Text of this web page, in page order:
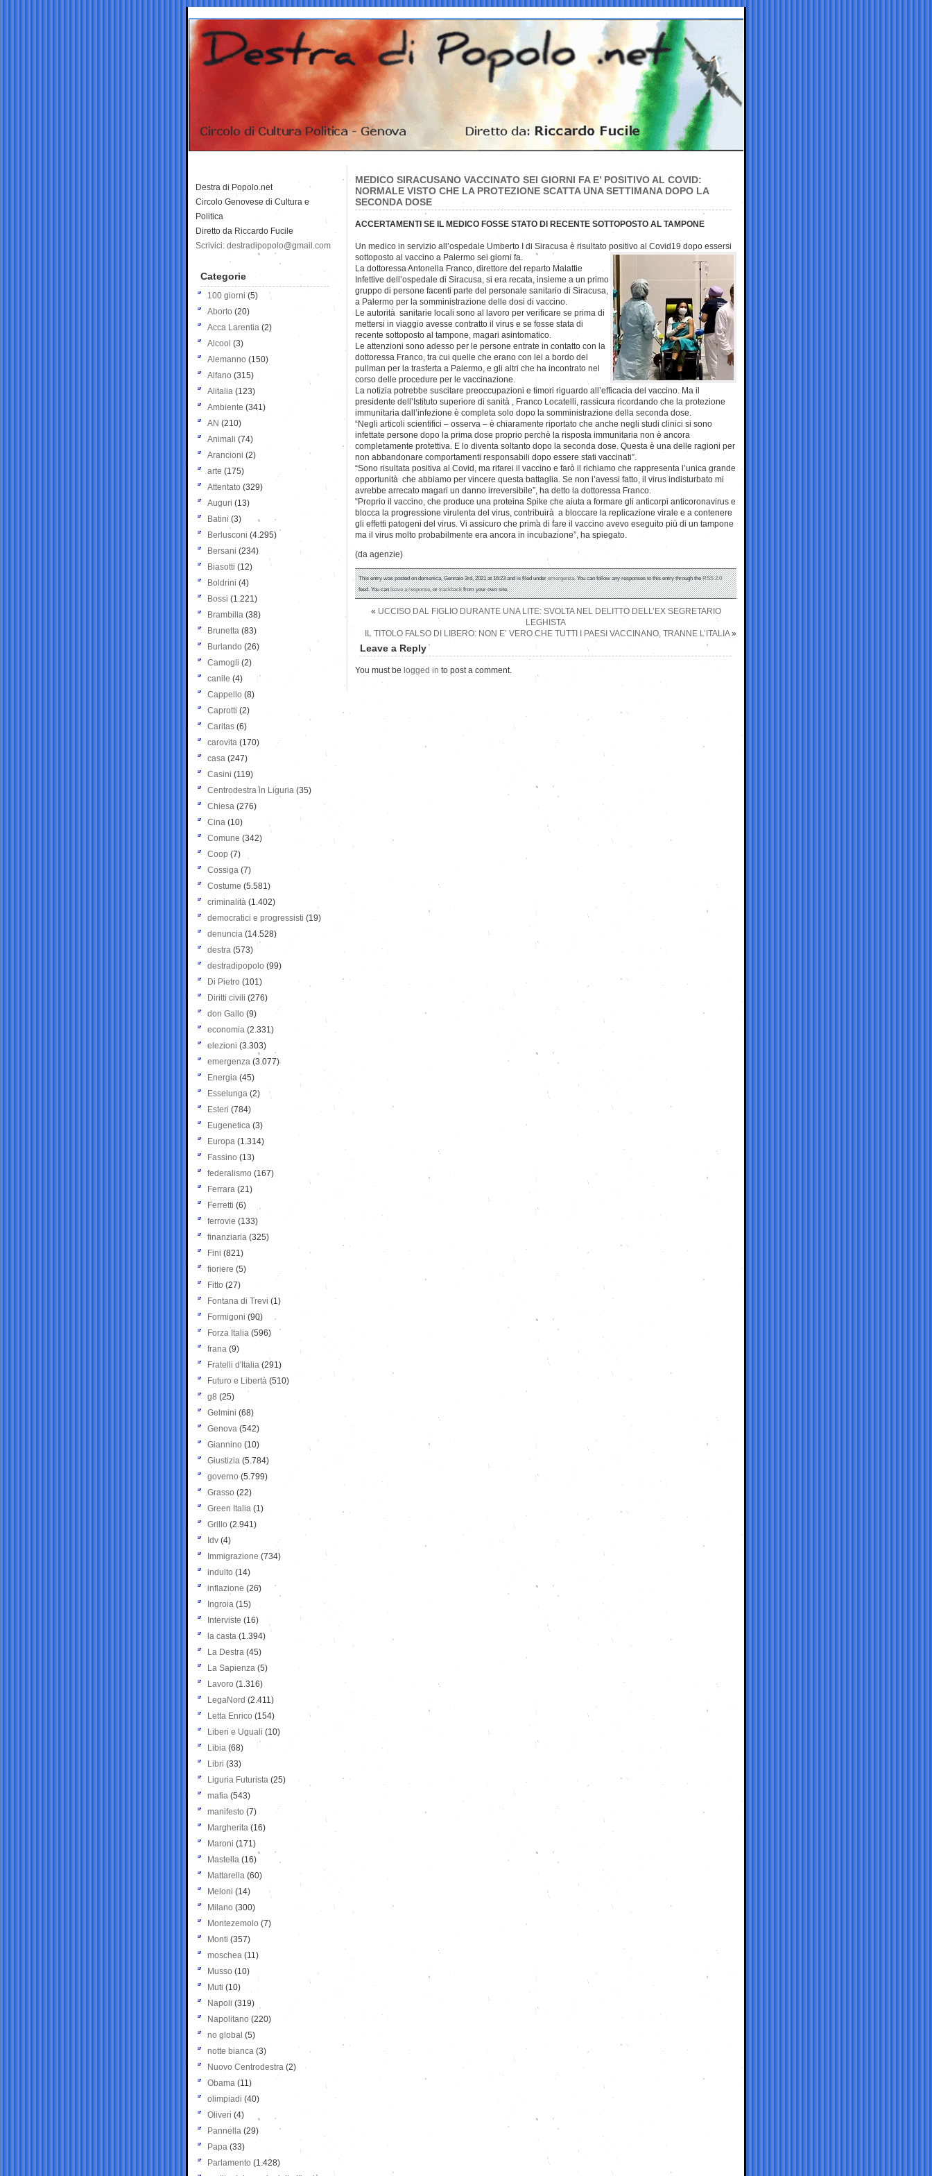
MEDICO SIRACUSANO VACCINATO SEI GIORNI FA E’ POSITIVO AL COVID:
NORMALE VISTO CHE LA PROTEZIONE SCATTA UNA SETTIMANA DOPO LA
SECONDA DOSE
ACCERTAMENTI SE IL MEDICO FOSSE STATO DI RECENTE SOTTOPOSTO AL TAMPONE
Un medico in servizio all’ospedale Umberto I di Siracusa è risultato positivo al Covid19 dopo essersi
sottoposto al vaccino a Palermo sei giorni fa.
La dottoressa Antonella Franco, direttore del reparto Malattie
Infettive dell’ospedale di Siracusa, si era recata, insieme a un primo
gruppo di persone facenti parte del personale sanitario di Siracusa,
a Palermo per la somministrazione delle dosi di vaccino.
Le autorità sanitarie locali sono al lavoro per verificare se prima di
mettersi in viaggio avesse contratto il virus e se fosse stata di
recente sottoposto al tampone, magari asintomatico.
Le attenzioni sono adesso per le persone entrate in contatto con la
dottoressa Franco, tra cui quelle che erano con lei a bordo del
pullman per la trasferta a Palermo, e gli altri che ha incontrato nel
corso delle procedure per le vaccinazione.
La notizia potrebbe suscitare preoccupazioni e timori riguardo all’efficacia del vaccino. Ma il
presidente dell’Istituto superiore di sanità , Franco Locatelli, rassicura ricordando che la protezione
immunitaria dall’infezione è completa solo dopo la somministrazione della seconda dose.
“Negli articoli scientifici – osserva – è chiaramente riportato che anche negli studi clinici si sono
infettate persone dopo la prima dose proprio perchè la risposta immunitaria non è ancora
completamente protettiva. E lo diventa soltanto dopo la seconda dose. Questa è una delle ragioni per
non abbandonare comportamenti responsabili dopo essere stati vaccinati”.
“Sono risultata positiva al Covid, ma rifarei il vaccino e farò il richiamo che rappresenta l’unica grande
opportunità che abbiamo per vincere questa battaglia. Se non l’avessi fatto, il virus indisturbato mi
avrebbe arrecato magari un danno irreversibile”, ha detto la dottoressa Franco.
“Proprio il vaccino, che produce una proteina Spike che aiuta a formare gli anticorpi anticoronavirus e
blocca la progressione virulenta del virus, contribuirà a bloccare la replicazione virale e a contenere
gli effetti patogeni del virus. Vi assicuro che prima di fare il vaccino avevo eseguito più di un tampone
ma il virus molto probabilmente era ancora in incubazione”, ha spiegato.
(da agenzie)
This entry was posted on domenica, Gennaio 3rd, 2021 at 16:23 and is filed underemergenza. You can follow any responses to this entry through theRSS 2.0
feed. You canleave a response, ortrackbackfrom your own site.
« UCCISO DAL FIGLIO DURANTE UNA LITE: SVOLTA NEL DELITTO DELL’EX SEGRETARIO
LEGHISTA
IL TITOLO FALSO DI LIBERO: NON E’ VERO CHE TUTTI I PAESI VACCINANO, TRANNE L’ITALIA»
Leave a Reply
You must be logged in to post a comment.
Destra di Popolo.net
Circolo Genovese di Cultura e
Politica
Diretto da Riccardo Fucile
Scrivici: destradipopolo@gmail.com
Categorie
100 giorni (5)
Aborto (20)
Acca Larentia (2)
Alcool (3)
Alemanno (150)
Alfano (315)
Alitalia (123)
Ambiente (341)
AN (210)
Animali (74)
Arancioni (2)
arte (175)
Attentato (329)
Auguri (13)
Batini (3)
Berlusconi (4.295)
Bersani (234)
Biasotti (12)
Boldrini (4)
Bossi (1.221)
Brambilla (38)
Brunetta (83)
Burlando (26)
Camogli (2)
canile (4)
Cappello (8)
Caprotti (2)
Caritas (6)
carovita (170)
casa (247)
Casini (119)
Centrodestra in Liguria (35)
Chiesa (276)
Cina (10)
Comune (342)
Coop (7)
Cossiga (7)
Costume (5.581)
criminalità (1.402)
democratici e progressisti (19)
denuncia (14.528)
destra (573)
destradipopolo (99)
Di Pietro (101)
Diritti civili (276)
don Gallo (9)
economia (2.331)
elezioni (3.303)
emergenza (3.077)
Energia (45)
Esselunga (2)
Esteri (784)
Eugenetica (3)
Europa (1.314)
Fassino (13)
federalismo (167)
Ferrara (21)
Ferretti (6)
ferrovie (133)
finanziaria (325)
Fini (821)
fioriere (5)
Fitto (27)
Fontana di Trevi (1)
Formigoni (90)
Forza Italia (596)
frana (9)
Fratelli d'Italia (291)
Futuro e Libertà (510)
g8 (25)
Gelmini (68)
Genova (542)
Giannino (10)
Giustizia (5.784)
governo (5.799)
Grasso (22)
Green Italia (1)
Grillo (2.941)
Idv (4)
Immigrazione (734)
indulto (14)
inflazione (26)
Ingroia (15)
Interviste (16)
la casta (1.394)
La Destra (45)
La Sapienza (5)
Lavoro (1.316)
LegaNord (2.411)
Letta Enrico (154)
Liberi e Uguali (10)
Libia (68)
Libri (33)
Liguria Futurista (25)
mafia (543)
manifesto (7)
Margherita (16)
Maroni (171)
Mastella (16)
Mattarella (60)
Meloni (14)
Milano (300)
Montezemolo (7)
Monti (357)
moschea (11)
Musso (10)
Muti (10)
Napoli (319)
Napolitano (220)
no global (5)
notte bianca (3)
Nuovo Centrodestra (2)
Obama (11)
olimpiadi (40)
Oliveri (4)
Pannella (29)
Papa (33)
Parlamento (1.428)